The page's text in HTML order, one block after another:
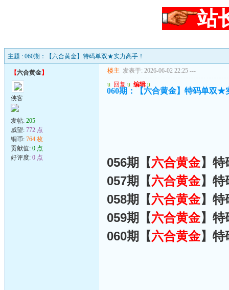
站
主题 : 060期：【六合黄金】特码单双★实力高手！
【六合黄金】
侠客
发帖: 205
威望: 772 点
铜币: 764 枚
贡献值: 0 点
好评度: 0 点
楼主 发表于: 2026-06-02 22:25 ---
u 回复 u 编辑 u
060期：【六合黄金】特码单双★
056期【六合黄金】特
057期【六合黄金】特
058期【六合黄金】特
059期【六合黄金】特
060期【六合黄金】特